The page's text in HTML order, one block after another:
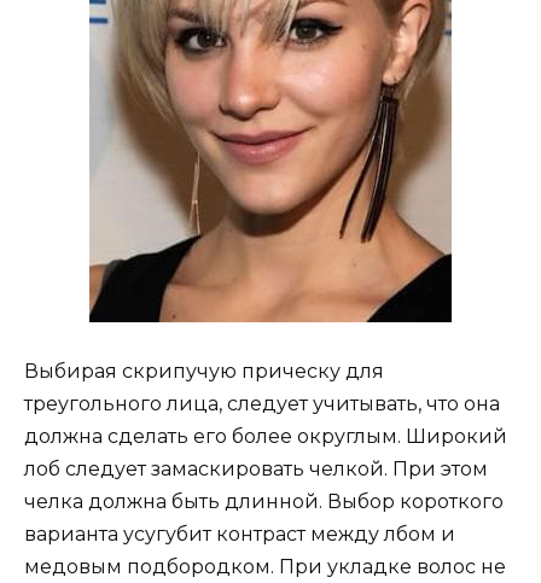
Выбирая скрипучую прическу для
треугольного лица, следует учитывать, что она
должна сделать его более округлым. Широкий
лоб следует замаскировать челкой. При этом
челка должна быть длинной. Выбор короткого
варианта усугубит контраст между лбом и
медовым подбородком. При укладке волос не